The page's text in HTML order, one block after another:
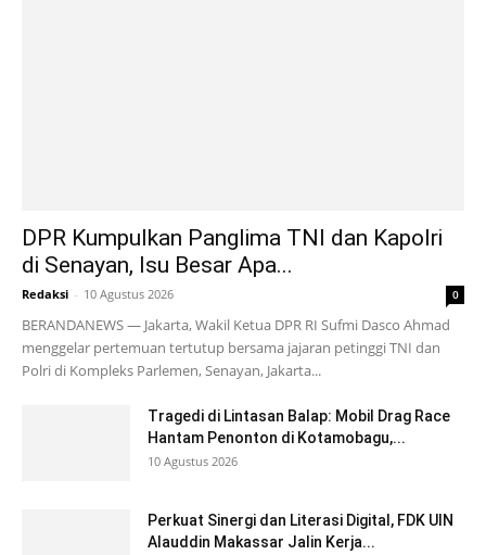
DPR Kumpulkan Panglima TNI dan Kapolri
di Senayan, Isu Besar Apa...
Redaksi - 10 Agustus 2026 0
BERANDANEWS — Jakarta, Wakil Ketua DPR RI Sufmi Dasco Ahmad
menggelar pertemuan tertutup bersama jajaran petinggi TNI dan
Polri di Kompleks Parlemen, Senayan, Jakarta...
Tragedi di Lintasan Balap: Mobil Drag Race
Hantam Penonton di Kotamobagu,...
10 Agustus 2026
Perkuat Sinergi dan Literasi Digital, FDK UIN
Alauddin Makassar Jalin Kerja...